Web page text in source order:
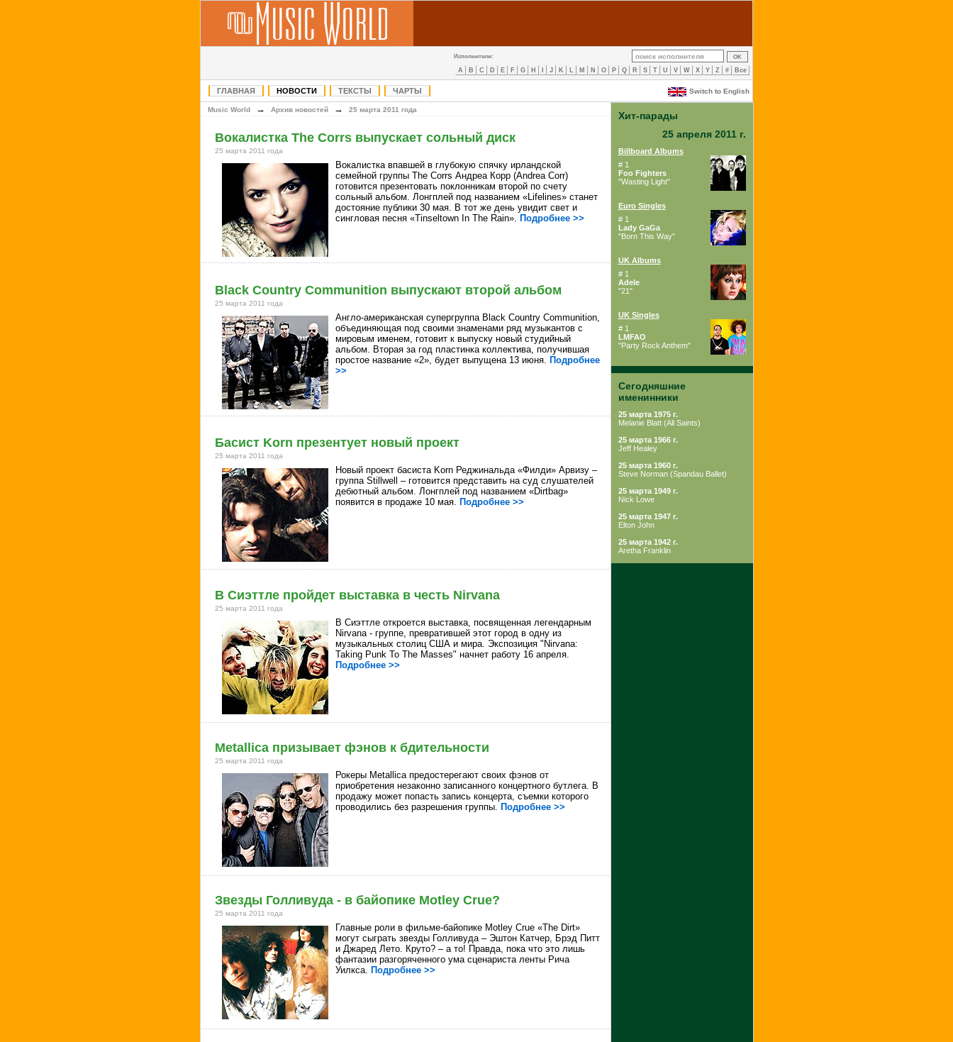
Исполнители:
A B C D E F G H J K L M N O P Q R S T U V W X Y Z # Все
ГЛАВНАЯ НОВОСТИ ТЕКСТЫ ЧАРТЫ Switch to English
Хит-парады
25 апреля 2011 г.
Billboard Albums
# 1
Foo Fighters
"Wasting Light"
Euro Singles
# 1
Lady GaGa
"Born This Way"
UK Albums
# 1
Adele
"21"
UK Singles
# 1
LMFAO
"Party Rock Anthem"
Сегодняшние
именинники
25 марта 1975 г.
Melanie Blatt(All Saints)
25 марта 1966 г.
Jeff Healey
25 марта 1960 г.
Steve Norman(Spandau Ballet)
25 марта 1949 г.
Nick Lowe
25 марта 1947 г.
Elton John
25 марта 1942 г.
Aretha Franklin
Music World→ Архив новостей→ 25 марта 2011 года
Вокалистка The Corrs выпускает сольный диск
25 марта 2011 года
Вокалистка впавшей в глубокую спячку ирландской
семейной группы The Corrs Андреа Корр (Andrea Corr)
готовится презентовать поклонникам второй по счету
сольный альбом. Лонгплей под названием «Lifelines» станет
достояние публики 30 мая. В тот же день увидит свет и
сингловая песня «Tinseltown In The Rain». Подробнее >>
Black Country Communition выпускают второй альбом
25 марта 2011 года
Англо-американская супергруппа Black Country Communition,
объединяющая под своими знаменами ряд музыкантов с
мировым именем, готовит к выпуску новый студийный
альбом. Вторая за год пластинка коллектива, получившая
простое название «2», будет выпущена 13 июня. Подробнее
>>
Басист Korn презентует новый проект
25 марта 2011 года
Новый проект басиста Korn Реджинальда «Филди» Арвизу –
группа Stillwell – готовится представить на суд слушателей
дебютный альбом. Лонгплей под названием «Dirtbag»
появится в продаже 10 мая. Подробнее >>
В Сиэттле пройдет выставка в честь Nirvana
25 марта 2011 года
В Сиэттле откроется выставка, посвященная легендарным
Nirvana - группе, превратившей этот город в одну из
музыкальных столиц США и мира. Экспозиция "Nirvana:
Taking Punk To The Masses" начнет работу 16 апреля.
Подробнее >>
Metallica призывает фэнов к бдительности
25 марта 2011 года
Рокеры Metallica предостерегают своих фэнов от
приобретения незаконно записанного концертного бутлега. В
продажу может попасть запись концерта, съемки которого
проводились без разрешения группы. Подробнее >>
Звезды Голливуда - в байопике Motley Crue?
25 марта 2011 года
Главные роли в фильме-байопике Motley Crue «The Dirt»
могут сыграть звезды Голливуда – Эштон Катчер, Брэд Питт
и Джаред Лето. Круто? – а то! Правда, пока что это лишь
фантазии разгоряченного ума сценариста ленты Рича
Уилкса. Подробнее >>